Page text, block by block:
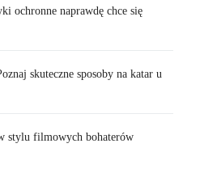
ochronne naprawdę chce się
skuteczne sposoby na katar u
stylu filmowych bohaterów